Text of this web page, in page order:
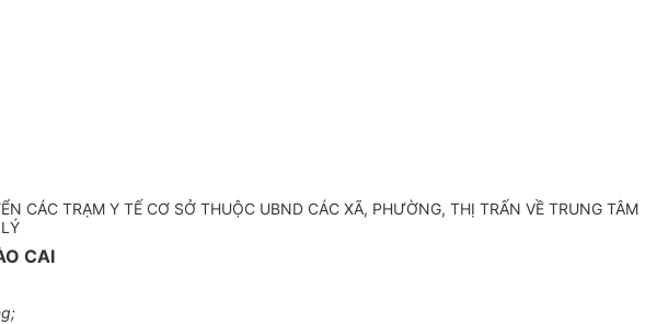
CÁC TRẠM Y TẾ CƠ SỞ THUỘC UBND CÁC XÃ, PHƯỜNG, THỊ TRẤN VỀ TRUNG TÂM
CAI